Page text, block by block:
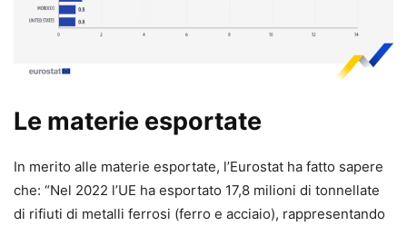
Le materie esportate
In merito alle materie esportate, l’Eurostat ha fatto sapere
che: “Nel 2022 l’UE ha esportato 17,8 milioni di tonnellate
di rifiuti di metalli ferrosi (ferro e acciaio), rappresentando